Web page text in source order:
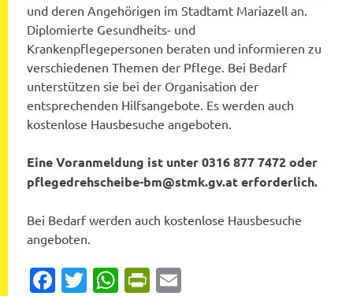
und deren Angehörigen im Stadtamt Mariazell an.
Diplomierte Gesundheits- und
Krankenpflegepersonen beraten und informieren zu
verschiedenen Themen der Pflege. Bei Bedarf
unterstützen sie bei der Organisation der
entsprechenden Hilfsangebote. Es werden auch
kostenlose Hausbesuche angeboten.
Eine Voranmeldung ist unter 0316 877 7472 oder
pflegedrehscheibe-bm@stmk.gv.at erforderlich.
Bei Bedarf werden auch kostenlose Hausbesuche
angeboten.
Facebook
Twitter
WhatsApp
PrintFriendly